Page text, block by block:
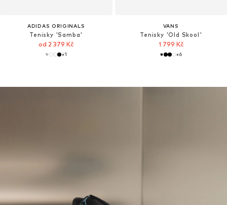
ADIDAS ORIGINALS
Tenisky 'Samba'
od 2 379 Kč
+1
VANS
Tenisky 'Old Skool'
1 799 Kč
+6